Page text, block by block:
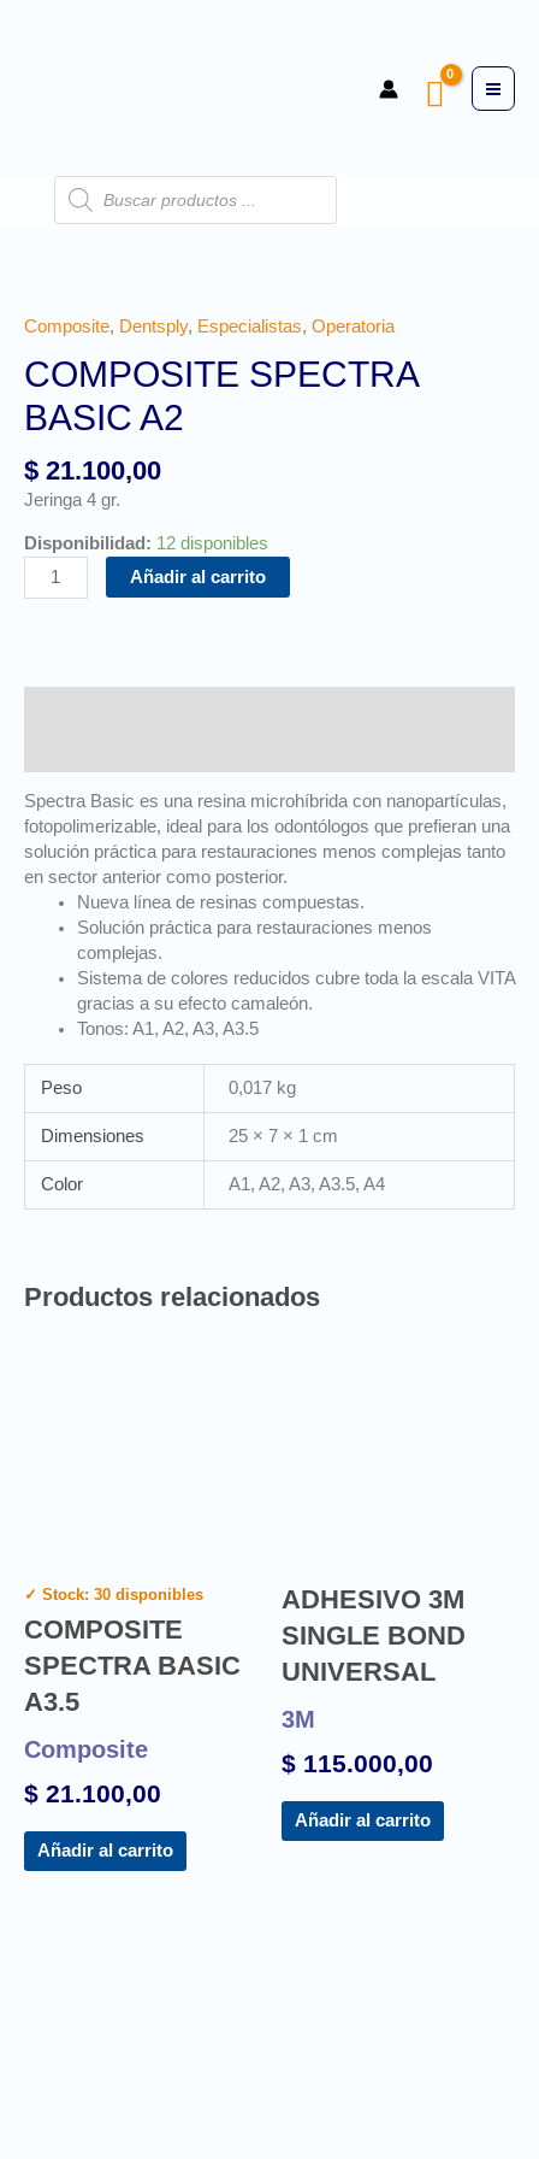
Composite, Dentsply, Especialistas, Operatoria
COMPOSITE SPECTRA
BASIC A2
$ 21.100,00
Jeringa 4 gr.
Disponibilidad: 12 disponibles
Añadir al carrito
Spectra Basic es una resina microhíbrida con nanopartículas,
fotopolimerizable, ideal para los odontólogos que prefieran una
solución práctica para restauraciones menos complejas tanto
en sector anterior como posterior.
Nueva línea de resinas compuestas.
Solución práctica para restauraciones menos
complejas.
Sistema de colores reducidos cubre toda la escala VITA
gracias a su efecto camaleón.
Tonos: A1, A2, A3, A3.5
Peso 0,017 kg
Dimensiones 25 × 7 × 1 cm
Color A1, A2, A3, A3.5, A4
Productos relacionados
✓ Stock: 30 disponibles
COMPOSITE
SPECTRA BASIC
A3.5
Composite
$ 21.100,00
Añadir al carrito
ADHESIVO 3M
SINGLE BOND
UNIVERSAL
3M
$ 115.000,00
Añadir al carrito